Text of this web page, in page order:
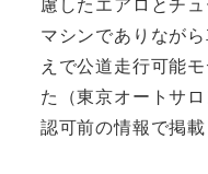
マシンでありなが
えで公道走行可能
た（東京オートサ
認可前の情報で掲載